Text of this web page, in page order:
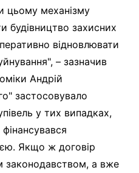
цьому механізму
будівництво захисних
відновлювати
– зазначив
Андрій
застосовувало
у тих випадках,
Якщо ж договір
законодавством, а вже